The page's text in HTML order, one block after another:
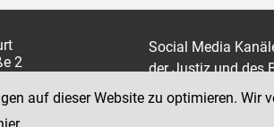
2
57560
Social Media
der Justiz und des
auf dieser Website zu optimieren.